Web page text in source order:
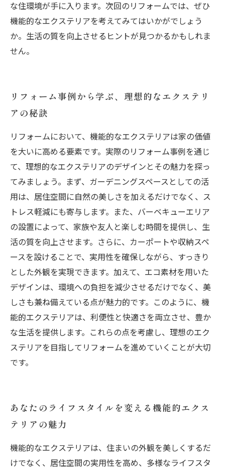
な住環境が手に入ります。次回のリフォームでは、ぜひ
機能的なエクステリアを考えてみてはいかがでしょう
か。生活の質を向上させるヒントが見つかるかもしれま
せん。
リフォーム事例から学ぶ、理想的なエクステリ
アの秘訣
リフォームにおいて、機能的なエクステリアは家の価値
を大いに高める要素です。実際のリフォーム事例を通じ
て、理想的なエクステリアのデザインとその魅力を探っ
てみましょう。まず、ガーデニングスペースとしての活
用は、居住空間に自然の美しさを加えるだけでなく、ス
トレス軽減にも寄与します。また、バーベキューエリア
の設置によって、家族や友人と楽しむ時間を提供し、生
活の質を向上させます。さらに、カーポートや収納スペ
ースを設けることで、実用性を確保しながら、すっきり
とした外観を実現できます。加えて、エコ素材を用いた
デザインは、環境への負担を減少させるだけでなく、美
しさも兼ね備えている点が魅力的です。このように、機
能的エクステリアは、利便性と快適さを両立させ、豊か
な生活を提供します。これらの点を考慮し、理想のエク
ステリアを目指してリフォームを進めていくことが大切
です。
あなたのライフスタイルを変える機能的エクス
テリアの魅力
機能的なエクステリアは、住まいの外観を美しくするだ
けでなく、居住空間の実用性を高め、多様なライフスタ